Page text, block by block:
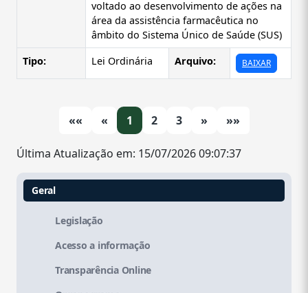
voltado ao desenvolvimento de ações na
área da assistência farmacêutica no
âmbito do Sistema Único de Saúde (SUS)
Tipo:
Lei Ordinária Arquivo: BAIXAR
«« « 1 2 3 » »»
Última Atualização em: 15/07/2026 09:07:37
Geral
Legislação
Acesso a informação
Transparência Online